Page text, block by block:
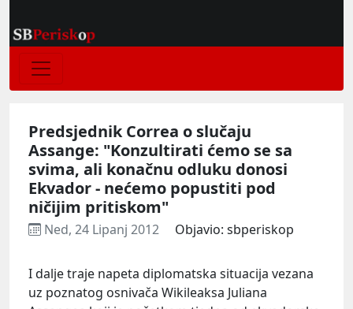
Predsjednik Correa o slučaju
Assange: "Konzultirati ćemo se sa
svima, ali konačnu odluku donosi
Ekvador - nećemo popustiti pod
ničijim pritiskom"
Ned, 24 Lipanj 2012 Objavio: sbperiskop
I dalje traje napeta diplomatska situacija vezana
uz poznatog osnivača Wikileaksa Juliana